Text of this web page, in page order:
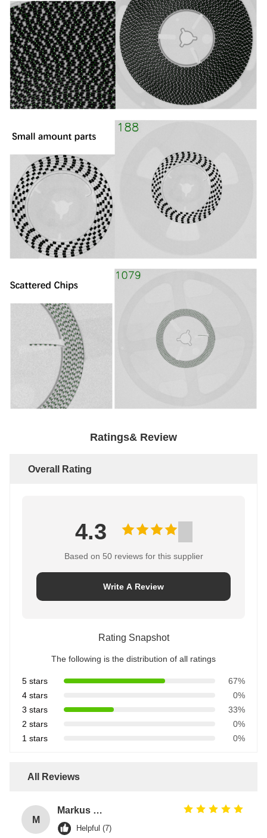
Ratings& Review
Overall Rating
4.3
Based on 50 reviews for this supplier
Write A Review
Rating Snapshot
The following is the distribution of all ratings
5 stars
67%
4 stars
0%
3 stars
33%
2 stars
0%
1 stars
0%
All Reviews
M
Markus Hoffmann
Helpful (7)